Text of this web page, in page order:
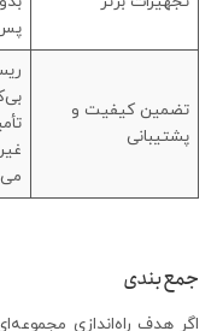
تضمین کیفیت و
پشتیبانی
جمع‌بندی
اگر هدف راه‌اندازی